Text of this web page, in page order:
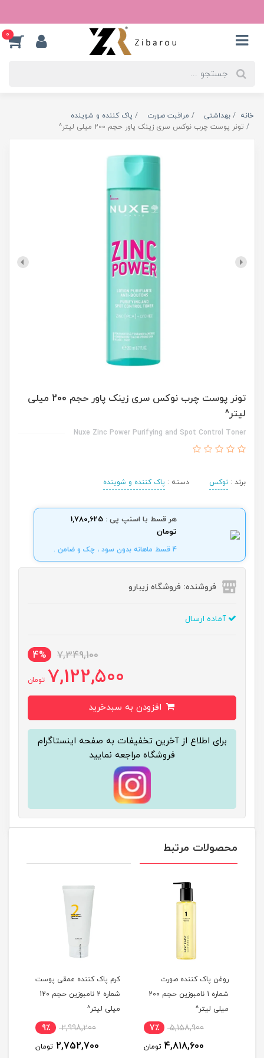
0
خانه بهداشتی مراقبت صورت
پاک کننده و شوینده
تونر پوست چرب نوکس سری زینک پاور حجم 200 میلی لیتر^
تونر پوست چرب نوکس سری زینک پاور حجم 200 میلی
لیتر^
Nuxe Zinc Power Purifying and Spot Control Toner
برند : نوکس دسته : پاک کننده و شوینده
هر قسط با اسنپ پی : 1,780,625
تومان
4 قسط ماهانه بدون سود ، چک و ضامن .
فروشنده: فروشگاه زیبارو
آماده ارسال
7,349,100
4%
7,122,500 تومان
برای اطلاع از آخرین تخفیفات به صفحه اینستاگرام
فروشگاه مراجعه نمایید
محصولات مرتبط
روغن پاک کننده صورت
شماره 1 نامبوزین حجم 200
میلی لیتر^
5,158,900 7٪
4,818,600 تومان
کرم پاک کننده عمقی پوست
شماره 2 نامبوزین حجم 120
میلی لیتر^
2,998,200 9٪
2,752,700 تومان